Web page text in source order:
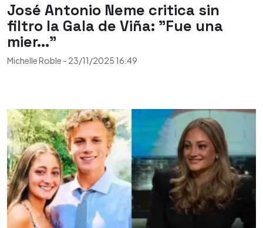
José Antonio Neme critica sin
filtro la Gala de Viña: "Fue una
mier..."
Michelle Roble - 23/11/2025 16:49